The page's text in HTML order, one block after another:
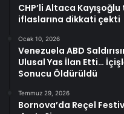
CHP’li Altaca
iflaslarına dikkati çekti
Ocak 10, 2026
Venezuela ABD
Ulusal Yas İlan Etti…
Sonucu Öldürüldü
Temmuz 29, 2026
Bornova’da Reçel